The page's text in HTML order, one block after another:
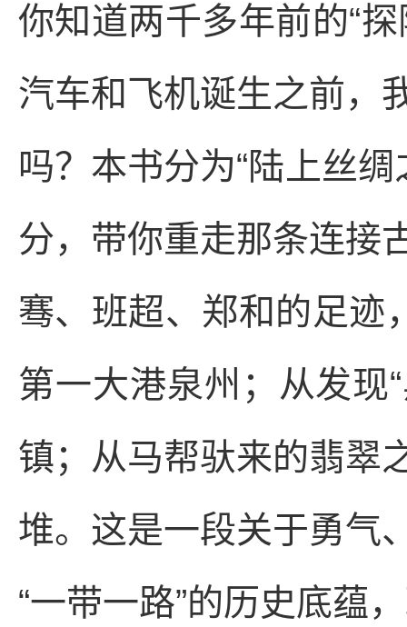
你知道两千多年前的“
汽车和飞机诞生之前，
吗？本书分为“陆上丝绸
分，带你重走那条连接
骞、班超、郑和的足迹
第一大港泉州；从发现
镇；从马帮驮来的翡翠
堆。这是一段关于勇气
“一带一路”的历史底蕴